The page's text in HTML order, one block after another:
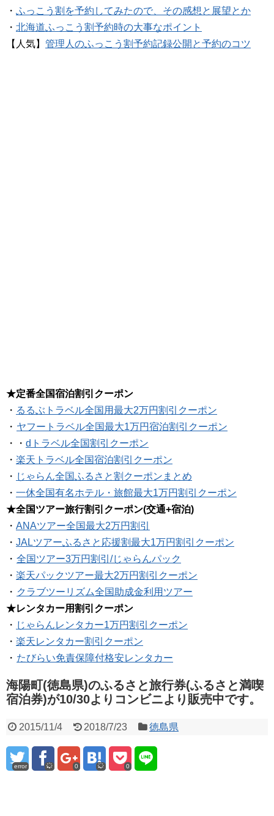
・ ふっこう割を予約してみたので、その感想と展望とか
・ 北海道ふっこう割予約時の大事なポイント
【人気】 管理人のふっこう割予約記録公開と予約のコツ
★定番全国宿泊割引クーポン
・ るるぶトラベル全国用最大2万円割引クーポン
・ ヤフートラベル全国最大1万円宿泊割引クーポン
・・ dトラベル全国割引クーポン
・ 楽天トラベル全国宿泊割引クーポン
・ じゃらん全国ふるさと割クーポンまとめ
・ 一休全国有名ホテル・旅館最大1万円割引クーポン
★全国ツアー旅行割引クーポン(交通+宿泊)
・ ANAツアー全国最大2万円割引
・ JALツアーふるさと応援割最大1万円割引クーポン
・ 全国ツアー3万円割引/じゃらんパック
・ 楽天パックツアー最大2万円割引クーポン
・ クラブツーリズム全国助成金利用ツアー
★レンタカー用割引クーポン
・ じゃらんレンタカー1万円割引クーポン
・ 楽天レンタカー割引クーポン
・ たびらい免責保障付格安レンタカー
海陽町(徳島県)のふるさと旅行券(ふるさと満喫
宿泊券)が10/30よりコンビニより販売中です。
2015/11/4 2018/7/23 徳島県
error 0 0